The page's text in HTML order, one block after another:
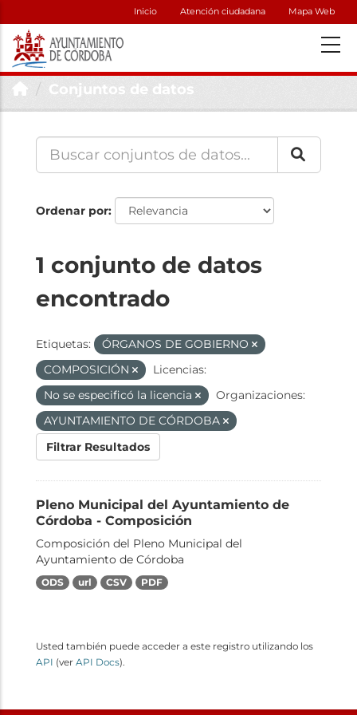
Inicio Atención ciudadana Mapa Web
Conjuntos de datos
Ordenar por
1 conjunto de datos
encontrado
Etiquetas:
ÓRGANOS DE GOBIERNO
COMPOSICIÓN
Licencias:
No se especificó la licencia
Organizaciones:
AYUNTAMIENTO DE CÓRDOBA
Filtrar Resultados
Pleno Municipal del Ayuntamiento de
Córdoba - Composición
Composición del Pleno Municipal del
Ayuntamiento de Córdoba
ODS url CSV PDF
Usted también puede acceder a este registro utilizando los
API (ver API Docs).